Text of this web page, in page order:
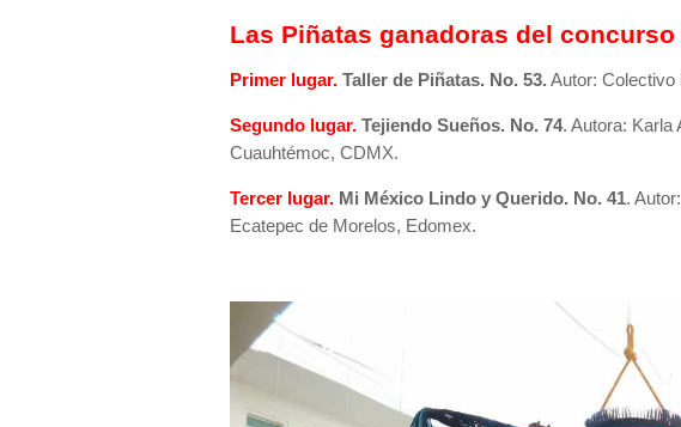
Las Piñatas ganadoras del
Primer lugar. Taller de Piñatas. No. 53. Autor: Colectivo
Segundo lugar. Tejiendo Sueños. No. 74. Autora: Karla
Cuauhtémoc, CDMX.
Tercer lugar. Mi México Lindo y Querido. No. 41.
Ecatepec de Morelos, Edomex.